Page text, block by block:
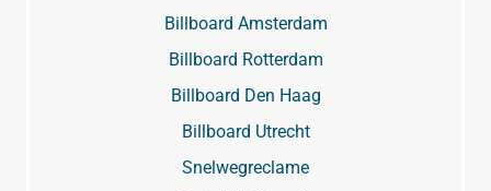
Billboard Amsterdam
Billboard Rotterdam
Billboard Den Haag
Billboard Utrecht
Snelwegreclame